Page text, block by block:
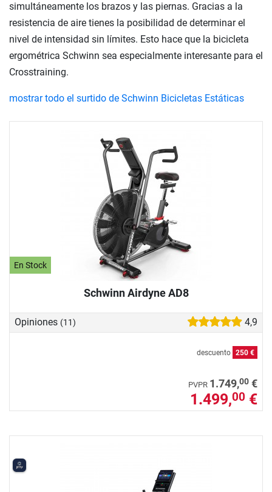
En Stock
Schwinn Airdyne AD8
Opiniones (11) 4,9
descuento 250 €
PVPR 1.749,00 €
1.499,00 €
simultáneamente los brazos y las piernas. Gracias a la
resistencia de aire tienes la posibilidad de determinar el
nivel de intensidad sin límites. Esto hace que la bicicleta
ergométrica Schwinn sea especialmente interesante para el
Crosstraining.
mostrar todo el surtido de Schwinn Bicicletas Estáticas